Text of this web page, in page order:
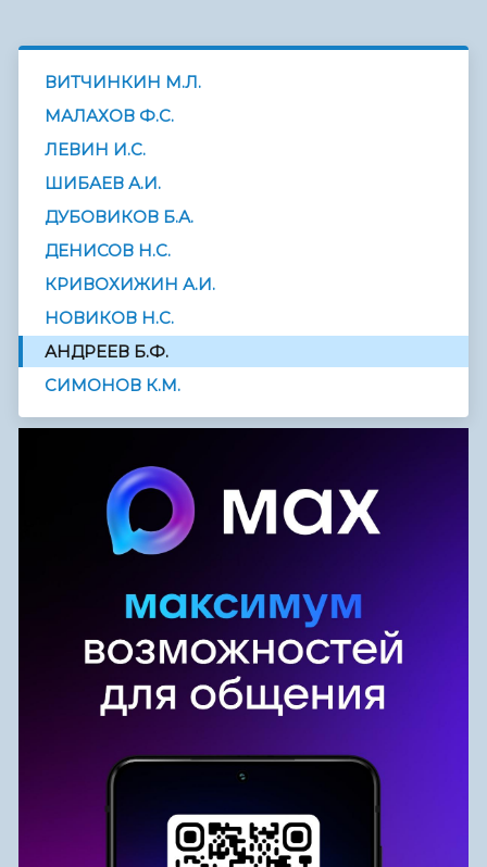
ВИТЧИНКИН М.Л.
МАЛАХОВ Ф.С.
ЛЕВИН И.С.
ШИБАЕВ А.И.
ДУБОВИКОВ Б.А.
ДЕНИСОВ Н.С.
КРИВОХИЖИН А.И.
НОВИКОВ Н.С.
АНДРЕЕВ Б.Ф.
СИМОНОВ К.М.